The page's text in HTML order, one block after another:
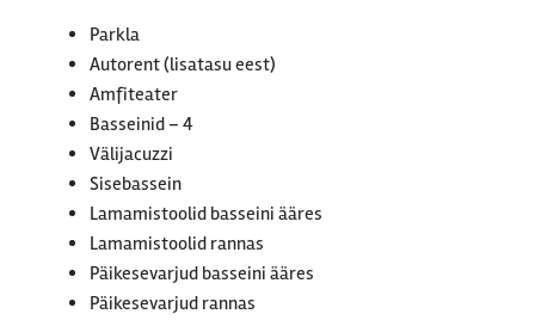
Parkla
Autorent (lisatasu eest)
Amfiteater
Basseinid – 4
Välijacuzzi
Sisebassein
Lamamistoolid basseini ääres
Lamamistoolid rannas
Päikesevarjud basseini ääres
Päikesevarjud rannas